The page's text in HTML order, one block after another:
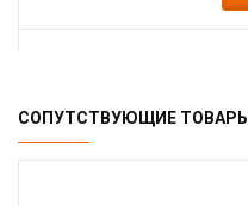
СОПУТСТВУЮЩИЕ ТОВАРЫ